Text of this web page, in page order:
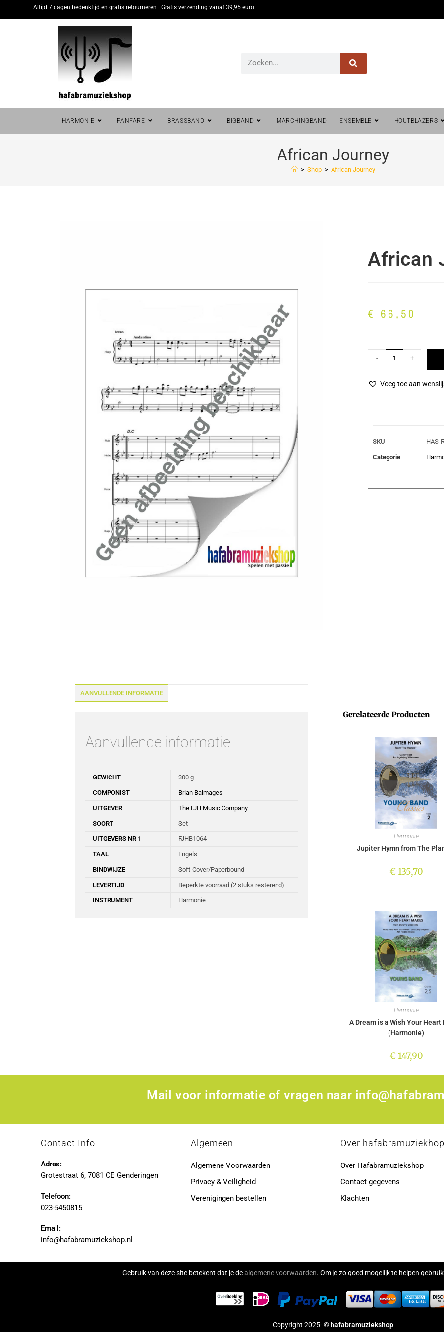
Altijd 7 dagen bedenktijd en gratis retourneren | Gratis verzending vanaf 39,95 euro.
HARMONIE FANFARE BRASSBAND BIGBAND MARCHINGBAND ENSEMBLE HOUTBLAZERS
African Journey
> Shop > African Journey
African
€ 66,50
- +
Voeg toe aan
SKU HAS-
Categorie
AANVULLENDE INFORMATIE
Aanvullende informatie
GEWICHT 300 g
COMPONIST Brian Balmages
UITGEVER The FJH Music Company
SOORT Set
UITGEVERS NR 1 FJHB1064
TAAL Engels
BINDWIJZE Soft-Cover/Paperbound
LEVERTIJD Beperkte voorraad (2 stuks resterend)
INSTRUMENT Harmonie
Gerelateerde Producten
Harmonie
Jupiter Hymn from The
€135,70
Harmonie
A Dream is a Wish Your Heart
(Harmonie)
€147,90
Mail voor informatie of vragen naar
Contact Info
Adres:
Grotestraat 6, 7081 CE Genderingen
Telefoon:
023-5450815
Email:
info@hafabramuziekshop.nl
Algemeen
Algemene Voorwaarden
Privacy & Veiligheid
Verenigingen bestellen
Over hafabramuziekhop
Over Hafabramuziekshop
Contact gegevens
Klachten
Gebruik van deze site betekent dat je dealgemene voorwaarden. Om je zo goed mogelijk te helpen
Copyright 2025- ©hafabramuziekshop